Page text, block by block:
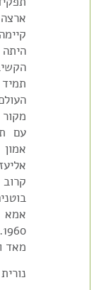
עם
אמא
מאד